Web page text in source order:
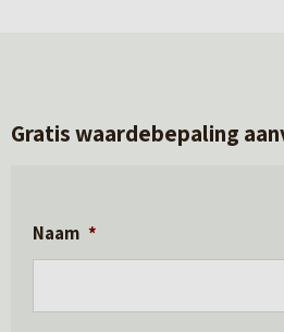
Gratis waardebepaling
Naam *